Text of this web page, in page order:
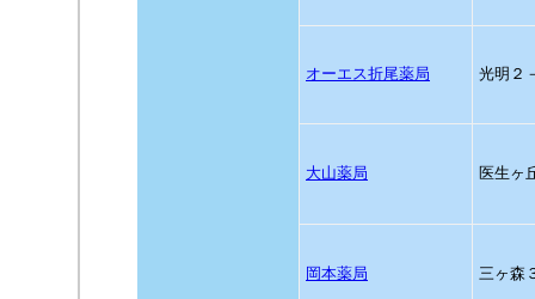
オーエス折尾薬局 光明２
大山薬局 医生ヶ
岡本薬局 三ヶ森